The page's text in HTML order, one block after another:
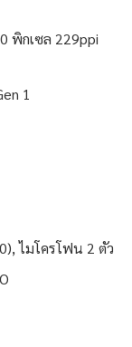
พิกเซล 229ppi
1
ไมโครโฟน 2 ตัว